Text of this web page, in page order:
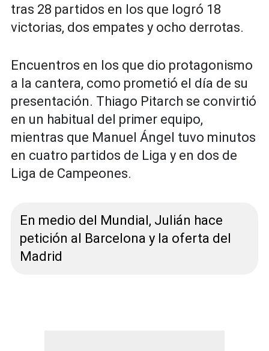
tras 28 partidos en los que logró 18
victorias, dos empates y ocho derrotas.
Encuentros en los que dio protagonismo
a la cantera, como prometió el día de su
presentación. Thiago Pitarch se convirtió
en un habitual del primer equipo,
mientras que Manuel Ángel tuvo minutos
en cuatro partidos de Liga y en dos de
Liga de Campeones.
En medio del Mundial, Julián hace
petición al Barcelona y la oferta del
Madrid